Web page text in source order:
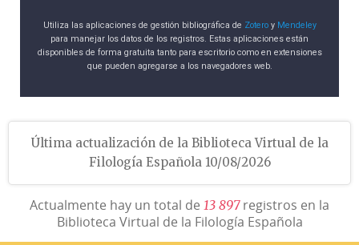
Utiliza las aplicaciones de gestión bibliográfica de Zoteroy Mendeley
para manejar los datos de los registros. Estas aplicaciones están
disponibles de forma gratuita tanto para escritorio como en extensiones
que pueden agregarse a los navegadores web.
Última actualización de la Biblioteca Virtual de la
Filología Española 10/08/2026
Actualmente hay un total de 13 897registros en la
Biblioteca Virtual de la Filología Española